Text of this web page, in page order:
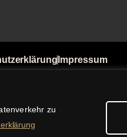
zu
Impressum
vorbehalten